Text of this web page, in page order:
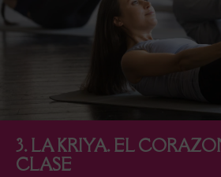
3. LA KRIYA. EL
CLASE